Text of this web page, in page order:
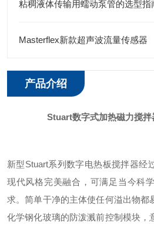
粘稠液体传输用蠕动泵管的选型指
Masterflex新款超声波流量传感器
产品介绍
Stuart数字式加热磁力搅拌
新型Stuart系列数字电热板搅拌器经
现代风格完美融合，可满足当今科
求。简单干净的主体使任何溢出物都
化学钢化玻璃的防泼溅前控制模块，